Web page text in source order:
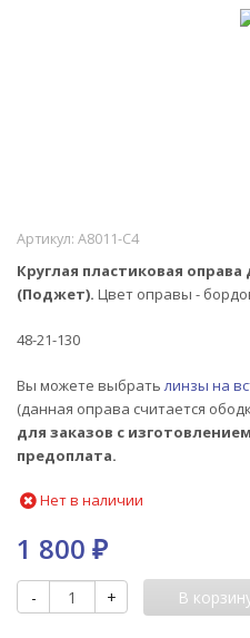
Артикул: А8011-С4
Круглая пластиковая
(Поджет). Цвет оправы -
48-21-130
Вы можете выбратьлинзы на
(данная оправа считается
для заказов с
предоплата.
Нет в наличии
1 800 ₽
- + В